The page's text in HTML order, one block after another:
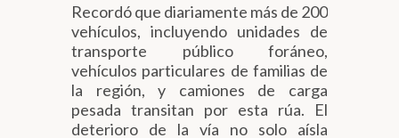
Recordó que diariamente más de 200
vehículos, incluyendo unidades de
transporte público foráneo,
vehículos particulares de familias de
la región, y camiones de carga
pesada transitan por esta rúa. El
deterioro de la vía no solo aísla